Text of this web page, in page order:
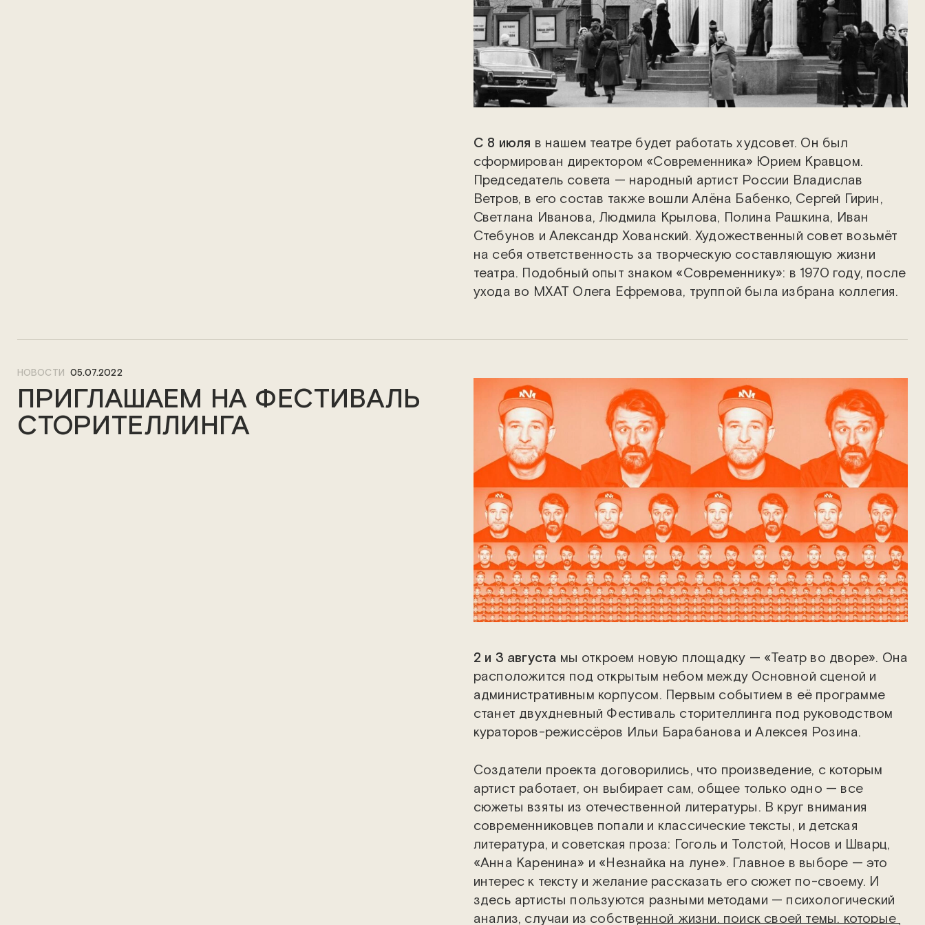
С 8 июля в нашем театре будет работать худсовет. Он был
сформирован директором «Современника» Юрием Кравцом.
Председатель совета — народный артист России Владислав
Ветров, в его состав также вошли Алёна Бабенко, Сергей Гирин,
Светлана Иванова, Людмила Крылова, Полина Рашкина, Иван
Стебунов и Александр Хованский. Художественный совет возьмёт
на себя ответственность за творческую составляющую жизни
театра. Подобный опыт знаком «Современнику»: в 1970 году, после
ухода во МХАТ Олега Ефремова, труппой была избрана коллегия.
НОВОСТИ 05.07.2022
ПРИГЛАШАЕМ НА ФЕСТИВАЛЬ
СТОРИТЕЛЛИНГА
2 и 3 августа мы откроем новую площадку — «Театр во дворе». Она
расположится под открытым небом между Основной сценой и
административным корпусом. Первым событием в её программе
станет двухдневный Фестиваль сторителлинга под руководством
кураторов-режиссёров Ильи Барабанова и Алексея Розина.
Создатели проекта договорились, что произведение, с которым
артист работает, он выбирает сам, общее только одно — все
сюжеты взяты из отечественной литературы. В круг внимания
современниковцев попали и классические тексты, и детская
литература, и советская проза: Гоголь и Толстой, Носов и Шварц,
«Анна Каренина» и «Незнайка на луне». Главное в выборе — это
интерес к тексту и желание рассказать его сюжет по-своему. И
здесь артисты пользуются разными методами — психологический
анализ, случаи из собственной жизни, поиск своей темы, которые